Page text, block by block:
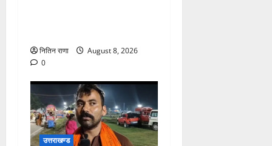
नितिन राणा
August 8, 2026
0
उत्तराखण्ड